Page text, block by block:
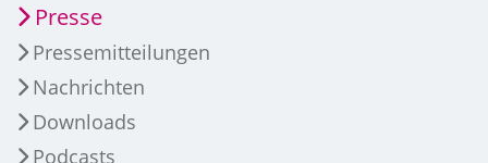
Presse
Pressemitteilungen
Nachrichten
Downloads
Podcasts